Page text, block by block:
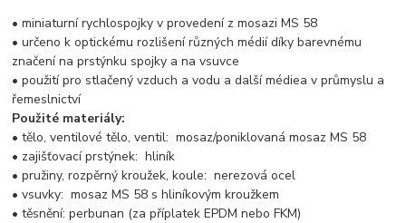
• miniaturní rychlospojky v provedení z mosazi MS 58
• určeno k optickému rozlišení různých médií díky barevnému
značení na prstýnku spojky a na vsuvce
• použití pro stlačený vzduch a vodu a další médiea v průmyslu a
řemeslnictví
Použité materiály:
• tělo, ventilové tělo, ventil: mosaz/poniklovaná mosaz MS 58
• zajišťovací prstýnek: hliník
• pružiny, rozpěrný kroužek, koule: nerezová ocel
• vsuvky: mosaz MS 58 s hliníkovým kroužkem
• těsnění: perbunan (za příplatek EPDM nebo FKM)